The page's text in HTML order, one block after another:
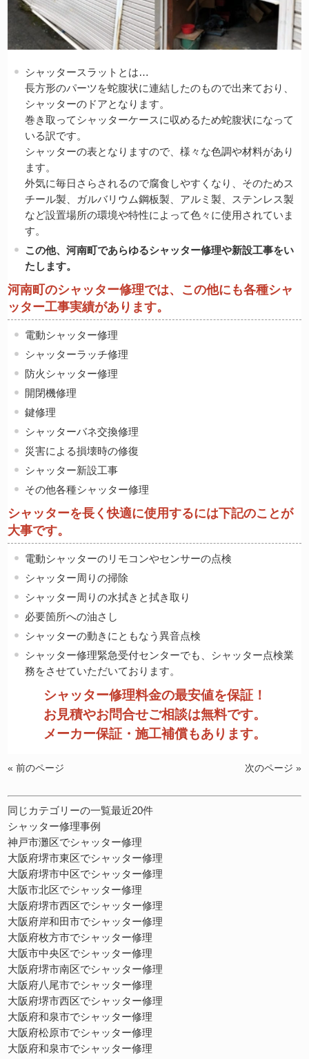
シャッタースラットとは…
長方形のパーツを蛇腹状に連結したのもので出来ており、
シャッターのドアとなります。
巻き取ってシャッターケースに収めるため蛇腹状になって
いる訳です。
シャッターの表となりますので、様々な色調や材料があり
ます。
外気に毎日さらされるので腐食しやすくなり、そのためス
チール製、ガルバリウム鋼板製、アルミ製、ステンレス製
など設置場所の環境や特性によって色々に使用されていま
す。
この他、河南町であらゆるシャッター修理や新設工事をい
たします。
河南町のシャッター修理では、この他にも各種シャ
ッター工事実績があります。
電動シャッター修理
シャッターラッチ修理
防火シャッター修理
開閉機修理
鍵修理
シャッターバネ交換修理
災害による損壊時の修復
シャッター新設工事
その他各種シャッター修理
シャッターを長く快適に使用するには下記のことが
大事です。
電動シャッターのリモコンやセンサーの点検
シャッター周りの掃除
シャッター周りの水拭きと拭き取り
必要箇所への油さし
シャッターの動きにともなう異音点検
シャッター修理緊急受付センターでも、シャッター点検業
務をさせていただいております。
シャッター修理料金の最安値を保証！
お見積やお問合せご相談は無料です。
メーカー保証・施工補償もあります。
« 前のページ 次のページ »
同じカテゴリーの一覧最近20件
シャッター修理事例
神戸市灘区でシャッター修理
大阪府堺市東区でシャッター修理
大阪府堺市中区でシャッター修理
大阪市北区でシャッター修理
大阪府堺市西区でシャッター修理
大阪府岸和田市でシャッター修理
大阪府枚方市でシャッター修理
大阪市中央区でシャッター修理
大阪府堺市南区でシャッター修理
大阪府八尾市でシャッター修理
大阪府堺市西区でシャッター修理
大阪府和泉市でシャッター修理
大阪府松原市でシャッター修理
大阪府和泉市でシャッター修理